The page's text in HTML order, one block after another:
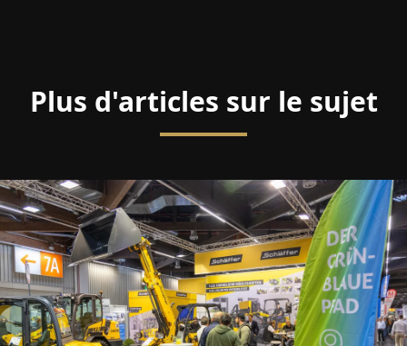
Plus d'articles sur le sujet